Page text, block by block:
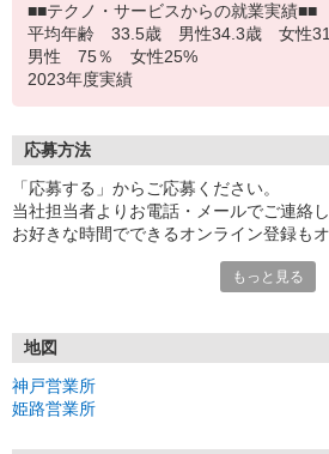
■■テクノ・サービスからの就業実績■■
平均年齢 33.5歳 男性34.3歳 女性
男性 75％ 女性25%
2023年度実績
応募方法
「応募する」からご応募ください。
当社担当者よりお電話・メールでご連絡し
お好きな時間でできるオンライン登録も
〒670-0964 兵庫県姫路市豊沢町135
もっと見る
地図
神戸営業所
姫路営業所